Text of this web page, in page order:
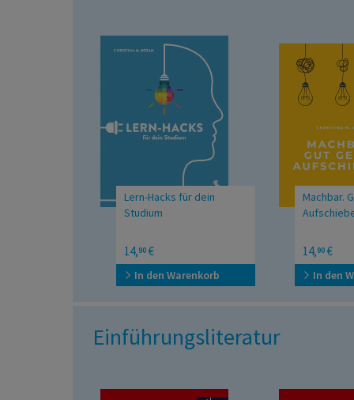
Lern-Hacks für dein
Studium
14,90 €
In den Warenkorb
Machbar.
14,90 €
In den
Einführungsliteratur